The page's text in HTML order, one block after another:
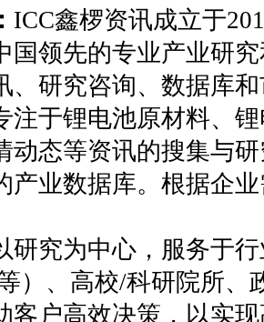
ICC鑫椤资讯成立于
国领先的专业产业研
、研究咨询、数据库
注于锂电池原材料、
动态等资讯的搜集与
产业数据库。根据企
研究为中心，服务于
）、高校/科研院所、
客户高效决策，以实